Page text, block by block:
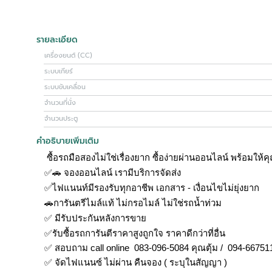
รายละเอียด
เครื่องยนต์ (CC)
ระบบเกียร์
ระบบขับเคลื่อน
จำนวนที่นั่ง
จำนวนประตู
คำอธิบายเพิ่มเติม
ซื้อรถมือสองไม่ใช่เรื่องยาก ซื้อง่ายผ่านออนไลน์ พร้อมใ
✅🚗 จองออนไลน์ เรามีบริการจัดส่ง
✅ไฟแนนท์มีรองรับทุกอาชีพ เอกสาร - เงื่อนไขไม่ยุ่งยาก
🚗การันตรีไมล์แท้ ไม่กรอไมล์ ไม่ใช่รถน้ำท่วม
✅ มีรับประกันหลังการขาย
✅รับซื้อรถการันตีราคาสูงถูกใจ ราคาดีกว่าที่อื่น
✅ สอบถาม call online 083-096-5084 คุณตุ้ม / 094-
✅ จัดไฟแนนซ์ ไม่ผ่าน คืนจอง ( ระบุในสัญญา )